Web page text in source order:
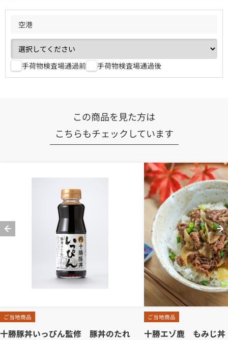
空港
手荷物検査場通過前 手荷物検査場通過後
この商品を見た方は
こちらもチェックしています
ご当地商品
十勝豚丼いっぴん監修 豚丼のたれ
ご当地商品
十勝エゾ鹿 もみじ丼